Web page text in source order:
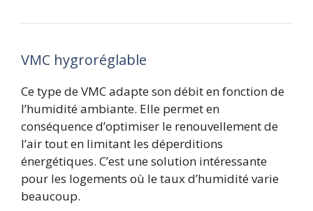
VMC hygroréglable
Ce type de VMC adapte son débit en fonction de
l’humidité ambiante. Elle permet en
conséquence d’optimiser le renouvellement de
l’air tout en limitant les déperditions
énergétiques. C’est une solution intéressante
pour les logements où le taux d’humidité varie
beaucoup.